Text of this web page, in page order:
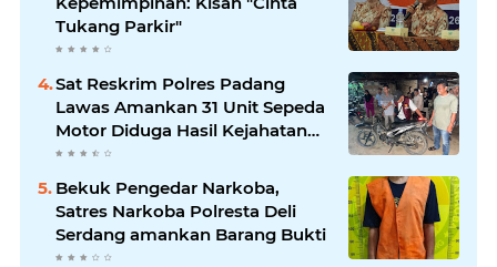
Tukang Parkir"
Sat Reskrim Polres Padang
Lawas Amankan 31 Unit Sepeda
Motor Diduga Hasil Kejahatan
dari Rumah Warga di Pasar
Latong
Bekuk Pengedar Narkoba,
Satres Narkoba Polresta Deli
Serdang amankan Barang Bukti